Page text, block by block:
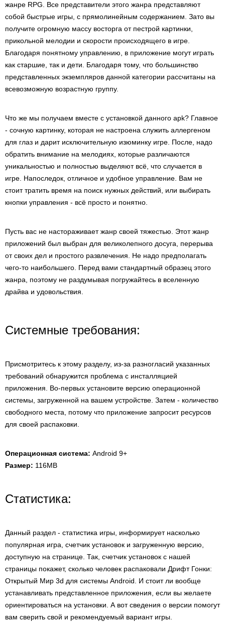
жанре RPG. Все представители этого жанра представляют
собой быстрые игры, с прямолинейным содержанием. Зато вы
получите огромную массу восторга от пестрой картинки,
прикольной мелодии и скорости происходящего в игре.
Благодаря понятному управлению, в приложение могут играть
как старшие, так и дети. Благодаря тому, что большинство
представленных экземпляров данной категории рассчитаны на
всевозможную возрастную группу.
Что же мы получаем вместе с установкой данного apk? Главное
- сочную картинку, которая не настроена служить аллергеном
для глаз и дарит исключительную изюминку игре. После, надо
обратить внимание на мелодиях, которые различаются
уникальностью и полностью выделяют всё, что случается в
игре. Напоследок, отличное и удобное управление. Вам не
стоит тратить время на поиск нужных действий, или выбирать
кнопки управления - всё просто и понятно.
Пусть вас не настораживает жанр своей тяжестью. Этот жанр
приложений был выбран для великолепного досуга, перерыва
от своих дел и простого развлечения. Не надо предполагать
чего-то наибольшего. Перед вами стандартный образец этого
жанра, поэтому не раздумывая погружайтесь в вселенную
драйва и удовольствия.
Системные требования:
Присмотритесь к этому разделу, из-за разногласий указанных
требований обнаружится проблема с инсталляцией
приложения. Во-первых установите версию операционной
системы, загруженной на вашем устройстве. Затем - количество
свободного места, потому что приложение запросит ресурсов
для своей распаковки.
Операционная система: Android 9+
Размер: 116MB
Статистика:
Данный раздел - статистика игры, информирует насколько
популярная игра, счетчик установок и загруженную версию,
доступную на странице. Так, счетчик установок с нашей
страницы покажет, сколько человек распаковали Дрифт Гонки:
Открытый Мир 3d для системы Android. И стоит ли вообще
устанавливать представленное приложения, если вы желаете
ориентироваться на установки. А вот сведения о версии помогут
вам сверить свой и рекомендуемый вариант игры.